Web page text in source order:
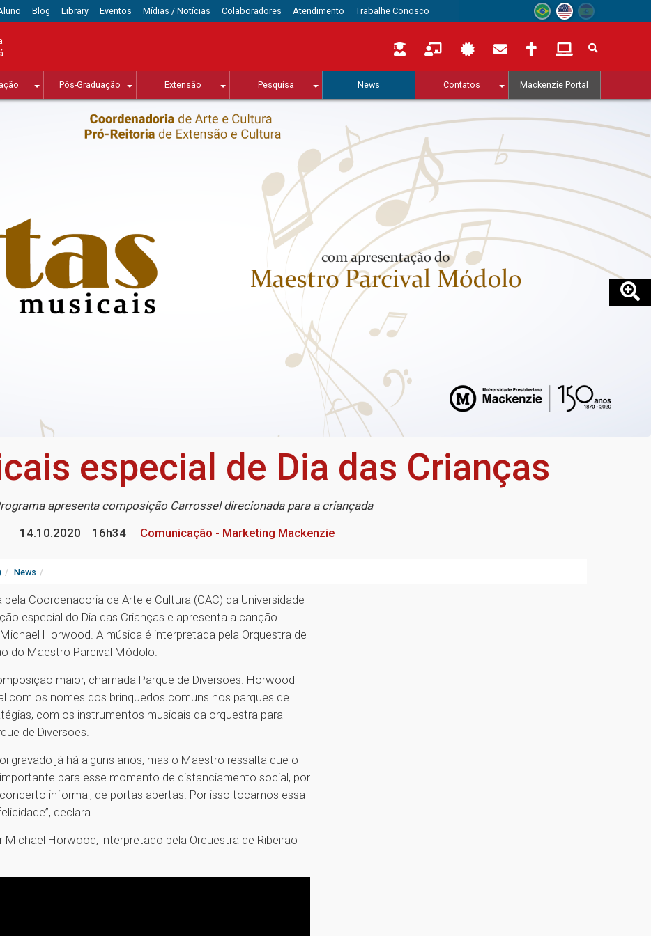
Blog Library Eventos Mídias / Notícias Colaboradores Atendimento Trabalhe Conosco
Pós-Graduação Extensão Pesquisa News Contatos Mackenzie Portal
especial de Dia das Crianças
apresenta composição Carrossel direcionada para a criançada
14.10.2020
16h34 Comunicação - Marketing Mackenzie
News
Coordenadoria de Arte e Cultura (CAC) da Universidade
especial do Dia das Crianças e apresenta a canção
Horwood. A música é interpretada pela Orquestra de
do Maestro Parcival Módolo.
maior, chamada Parque de Diversões. Horwood
com os nomes dos brinquedos comuns nos parques de
com os instrumentos musicais da orquestra para
de Diversões.
gravado já há alguns anos, mas o Maestro ressalta que o
para esse momento de distanciamento social, por
informal, de portas abertas. Por isso tocamos essa
declara.
Horwood, interpretado pela Orquestra de Ribeirão